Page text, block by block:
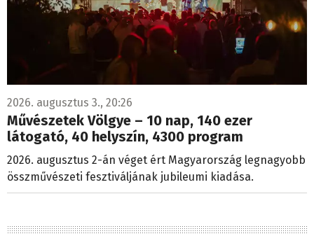
2026. augusztus 3., 20:26
Művészetek Völgye – 10 nap, 140 ezer
látogató, 40 helyszín, 4300 program
2026. augusztus 2-án véget ért Magyarország legnagyobb
összművészeti fesztiváljának jubileumi kiadása.